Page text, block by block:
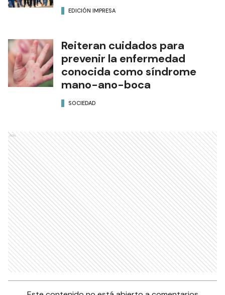
EDICIÓN IMPRESA
Reiteran cuidados para
prevenir la enfermedad
conocida como síndrome
mano-ano-boca
SOCIEDAD
Ads